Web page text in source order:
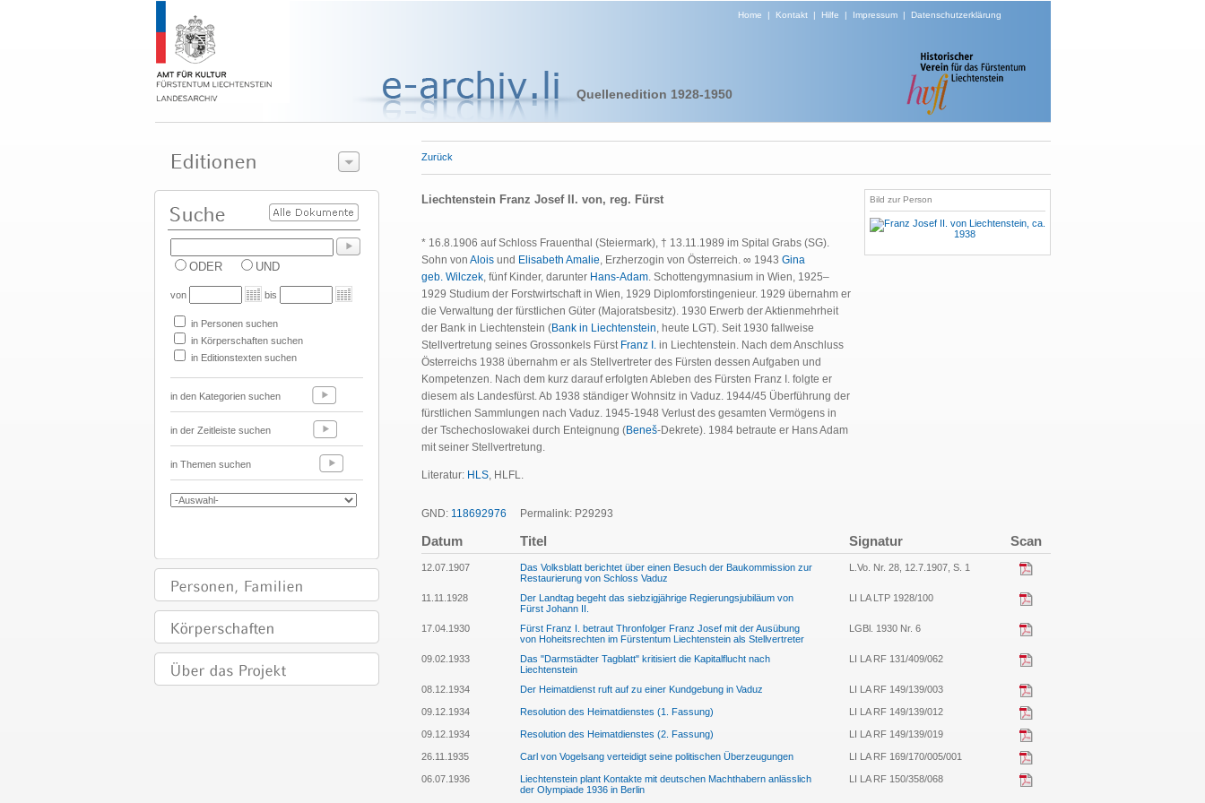
Home | Kontakt| Hilfe | Impressum| Datenschutzerklärung
Quellenedition 1928-1950
ODER UND
von bis
in Personen suchen
in Körperschaften suchen
in Editionstexten suchen
in den Kategorien suchen
in der Zeitleiste suchen
in Themen suchen
Zurück
Liechtenstein Franz Josef II. von, reg. Fürst
* 16.8.1906 auf Schloss Frauenthal (Steiermark), † 13.11.1989 im Spital Grabs (SG).
Sohn von Alois und Elisabeth Amalie, Erzherzogin von Österreich. ∞ 1943 Gina
geb. Wilczek, fünf Kinder, darunter Hans-Adam. Schottengymnasium in Wien, 1925–
1929 Studium der Forstwirtschaft in Wien, 1929 Diplomforstingenieur. 1929 übernahm er
die Verwaltung der fürstlichen Güter (Majoratsbesitz). 1930 Erwerb der Aktienmehrheit
der Bank in Liechtenstein (Bank in Liechtenstein, heute LGT). Seit 1930 fallweise
Stellvertretung seines Grossonkels Fürst Franz I. in Liechtenstein. Nach dem Anschluss
Österreichs 1938 übernahm er als Stellvertreter des Fürsten dessen Aufgaben und
Kompetenzen. Nach dem kurz darauf erfolgten Ableben des Fürsten Franz I. folgte er
diesem als Landesfürst. Ab 1938 ständiger Wohnsitz in Vaduz. 1944/45 Überführung der
fürstlichen Sammlungen nach Vaduz. 1945-1948 Verlust des gesamten Vermögens in
der Tschechoslowakei durch Enteignung (Beneš-Dekrete). 1984 betraute er Hans Adam
mit seiner Stellvertretung.
Literatur: HLS, HLFL.
GND: 118692976 Permalink: P29293
Bild zur Person
Datum Titel Signatur Scan
12.07.1907
Das Volksblatt berichtet über einen Besuch der Baukommission zur
Restaurierung von Schloss Vaduz
L.Vo. Nr. 28, 12.7.1907, S. 1
11.11.1928
Der Landtag begeht das siebzigjährige Regierungsjubiläum von
Fürst Johann II.
LI LA LTP 1928/100
17.04.1930
Fürst Franz I. betraut Thronfolger Franz Josef mit der Ausübung
von Hoheitsrechten im Fürstentum Liechtenstein als Stellvertreter
LGBl. 1930 Nr. 6
09.02.1933
Das "Darmstädter Tagblatt" kritisiert die Kapitalflucht nach
Liechtenstein
LI LA RF 131/409/062
08.12.1934 Der Heimatdienst ruft auf zu einer Kundgebung in Vaduz LI LA RF 149/139/003
09.12.1934 Resolution des Heimatdienstes (1. Fassung) LI LA RF 149/139/012
09.12.1934 Resolution des Heimatdienstes (2. Fassung) LI LA RF 149/139/019
26.11.1935 Carl von Vogelsang verteidigt seine politischen Überzeugungen LI LA RF 169/170/005/001
06.07.1936
Liechtenstein plant Kontakte mit deutschen Machthabern anlässlich
der Olympiade 1936 in Berlin
LI LA RF 150/358/068